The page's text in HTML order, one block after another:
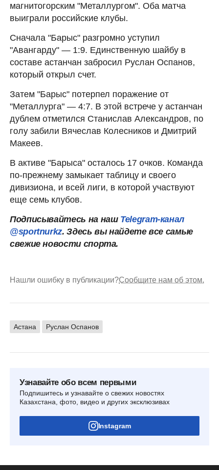
магнитогорским "Металлургом". Оба матча
выиграли российские клубы.
Сначала "Барыс" разгромно уступил
"Авангарду" — 1:9. Единственную шайбу в
составе астанчан забросил Руслан Оспанов,
который открыл счет.
Затем "Барыс" потерпел поражение от
"Металлурга" — 4:7. В этой встрече у астанчан
дублем отметился Станислав Александров, по
голу забили Вячеслав Колесников и Дмитрий
Макеев.
В активе "Барыса" осталось 17 очков. Команда
по-прежнему замыкает таблицу и своего
дивизиона, и всей лиги, в которой участвуют
еще семь клубов.
Подписывайтесь на наш Telegram-канал
@sportnurkz. Здесь вы найдете все самые
свежие новости спорта.
Нашли ошибку в публикации?Сообщите нам об этом.
Астана Руслан Оспанов
Узнавайте обо всем первыми
Подпишитесь и узнавайте о свежих новостях
Казахстана, фото, видео и других эксклюзивах
Instagram